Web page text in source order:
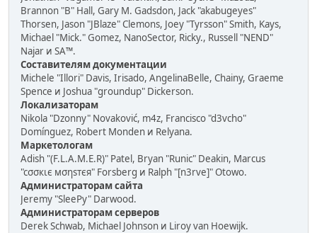
Brannon "B" Hall, Gary M. Gadsdon, Jack "akabugeyes"
Thorsen, Jason "JBlaze" Clemons, Joey "Tyrsson" Smith, Kays,
Michael "Mick." Gomez, NanoSector, Ricky., Russell "NEND"
Najar и SA™.
Составителям документации
Michele "Illori" Davis, Irisado, AngelinaBelle, Chainy, Graeme
Spence и Joshua "groundup" Dickerson.
Локализаторам
Nikola "Dzonny" Novaković, m4z, Francisco "d3vcho"
Domínguez, Robert Monden и Relyana.
Маркетологам
Adish "(F.L.A.M.E.R)" Patel, Bryan "Runic" Deakin, Marcus
"cσσкιє мσηѕтєя" Forsberg и Ralph "[n3rve]" Otowo.
Администраторам сайта
Jeremy "SleePy" Darwood.
Администраторам серверов
Derek Schwab, Michael Johnson и Liroy van Hoewijk.